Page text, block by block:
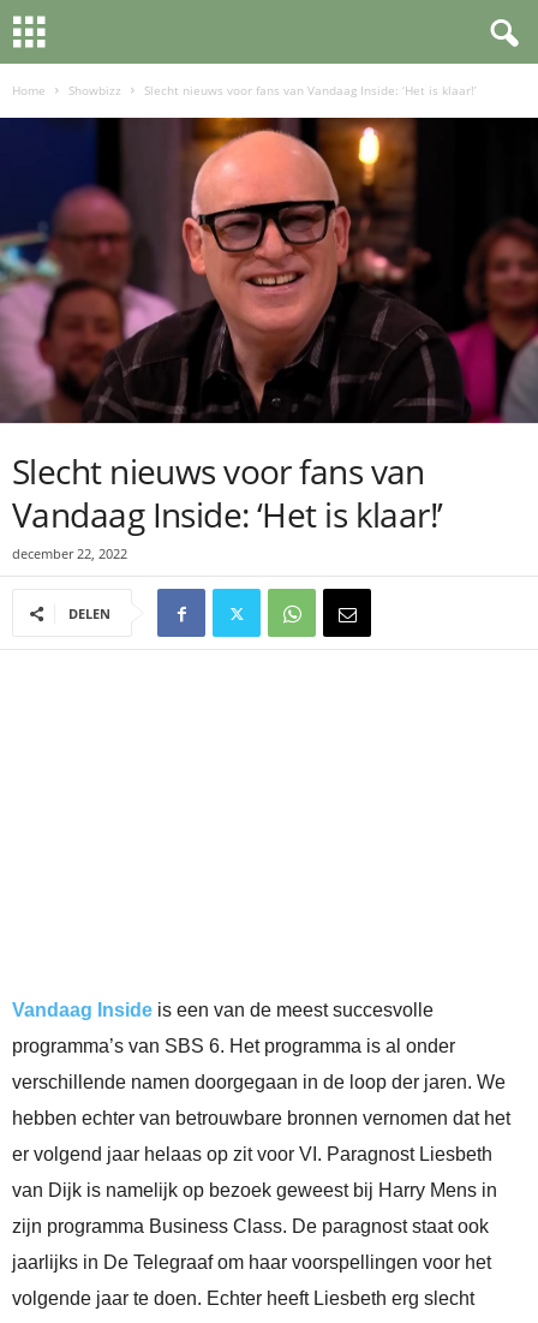
Home Showbizz Slecht nieuws voor fans van Vandaag Inside: ‘Het is klaar!’
Slecht nieuws voor fans van
Vandaag Inside: ‘Het is klaar!’
december 22, 2022
DELEN
Vandaag Inside is een van de meest succesvolle
programma’s van SBS 6. Het programma is al onder
verschillende namen doorgegaan in de loop der jaren. We
hebben echter van betrouwbare bronnen vernomen dat het
er volgend jaar helaas op zit voor VI. Paragnost Liesbeth
van Dijk is namelijk op bezoek geweest bij Harry Mens in
zijn programma Business Class. De paragnost staat ook
jaarlijks in De Telegraaf om haar voorspellingen voor het
volgende jaar te doen. Echter heeft Liesbeth erg slecht